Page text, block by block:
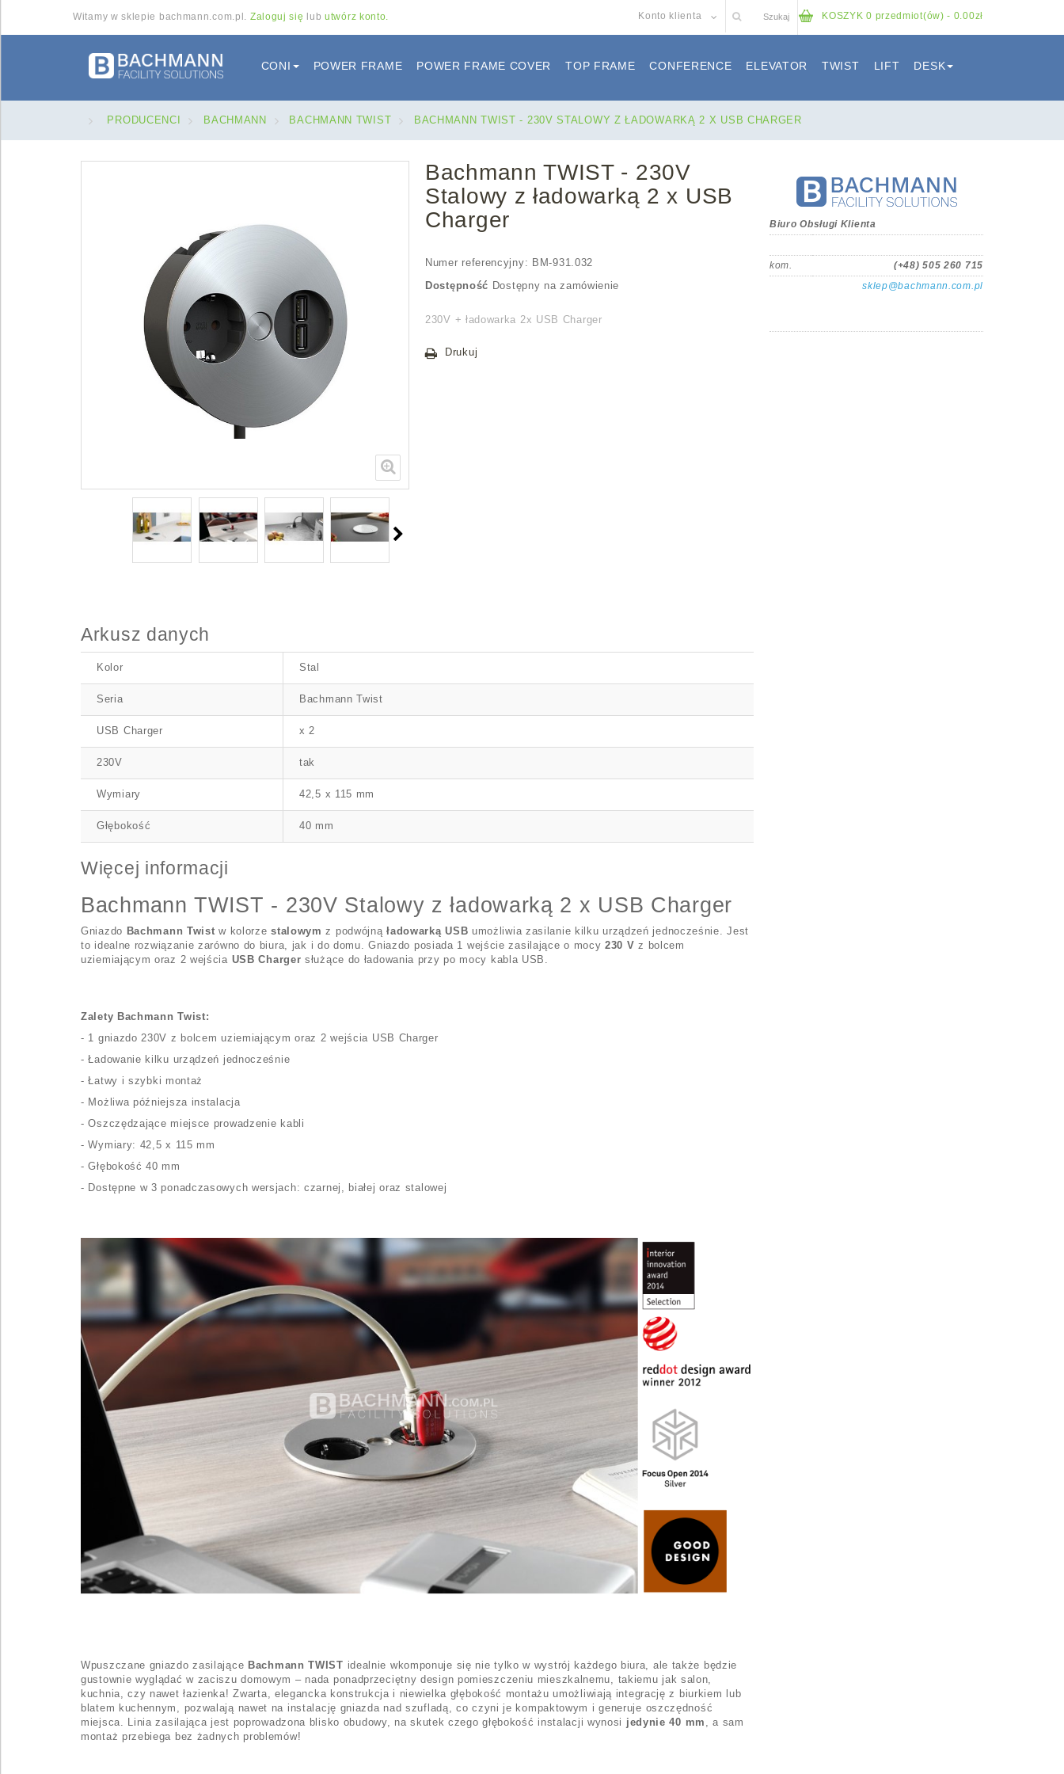
KOSZYK 0 przedmiot(ów) - 0.00zł
Witamy w sklepie bachmann.com.pl. Zaloguj się lubutwórz konto. Konto klienta
CONI POWER FRAME POWER FRAME COVER TOP FRAME CONFERENCE ELEVATOR TWIST LIFT DESK
> PRODUCENCI > BACHMANN > BACHMANN TWIST > BACHMANN TWIST - 230V STALOWY Z ŁADOWARKĄ 2 X USB CHARGER
Bachmann TWIST - 230V
Stalowy z ładowarką 2 x USB
Charger
Numer referencyjny: BM-931.032
Dostępność Dostępny na zamówienie
230V + ładowarka 2x USB Charger
Drukuj
Arkusz danych
Kolor Stal
Seria Bachmann Twist
USB Charger x 2
230V tak
Wymiary 42,5 x 115 mm
Głębokość 40 mm
Więcej informacji
Bachmann TWIST - 230V Stalowy z ładowarką 2 x USB Charger
Gniazdo Bachmann Twist w kolorzestalowym z podwójnąładowarką USB umożliwia zasilanie kilku urządzeń jednocześnie. Jest
to idealne rozwiązanie zarówno do biura, jak i do domu. Gniazdo posiada 1 wejście zasilające o mocy230 V z bolcem
uziemiającym oraz 2 wejścia USB Charger służące do ładowania przy po mocy kabla USB.
Zalety Bachmann Twist:
- 1 gniazdo 230V z bolcem uziemiającym oraz 2 wejścia USB Charger
- Ładowanie kilku urządzeń jednocześnie
- Łatwy i szybki montaż
- Możliwa późniejsza instalacja
- Oszczędzające miejsce prowadzenie kabli
- Wymiary: 42,5 x 115 mm
- Głębokość 40 mm
- Dostępne w 3 ponadczasowych wersjach: czarnej, białej oraz stalowej
Wpuszczane gniazdo zasilające Bachmann TWIST idealnie wkomponuje się nie tylko w wystrój każdego biura, ale także będzie
gustownie wyglądać w zaciszu domowym – nada ponadprzeciętny design pomieszczeniu mieszkalnemu, takiemu jak salon,
kuchnia, czy nawet łazienka!Zwarta, elegancka konstrukcja i niewielka głębokość montażu umożliwiają integrację z biurkiem lub
blatem kuchennym, pozwalają nawet na instalację gniazda nad szufladą, co czyni je kompaktowym i generuje oszczędność
miejsca. Linia zasilająca jest poprowadzona blisko obudowy, na skutek czego głębokość instalacji wynosi jedynie 40 mm , a sam
montaż przebiega bez żadnych problemów!
Biuro Obsługi Klienta
kom.
(+48) 505 260 715
sklep@bachmann.com.pl